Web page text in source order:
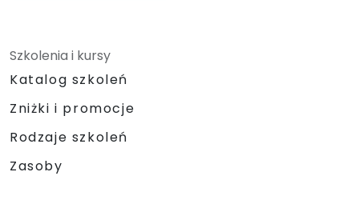
Szkolenia i kursy
Katalog szkoleń
Zniżki i promocje
Rodzaje szkoleń
Zasoby